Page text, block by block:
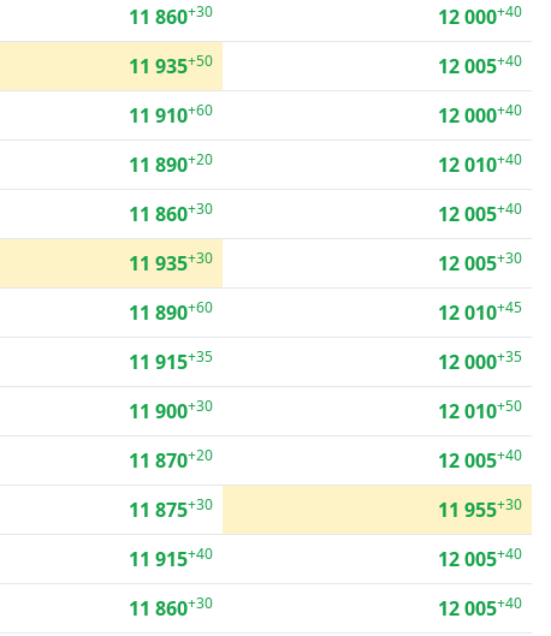
11 860+30 12 000+40
11 935+50 12 005+40
11 910+60 12 000+40
11 890+20 12 010+40
11 860+30 12 005+40
11 935+30 12 005+30
11 890+60 12 010+45
11 915+35 12 000+35
11 900+30 12 010+50
11 870+20 12 005+40
11 875+30 11 955+30
11 915+40 12 005+40
11 860+30 12 005+40